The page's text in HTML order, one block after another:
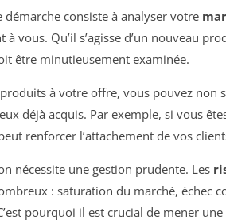
démarche consiste à analyser votre
à vous. Qu’il s’agisse d’un nouveau
être minutieusement examinée.
à votre offre, vous pouvez non
déjà acquis. Par exemple, si vous
renforcer l’attachement de vos
nécessite une gestion prudente. Les
: saturation du marché, échec
pourquoi il est crucial de mener une